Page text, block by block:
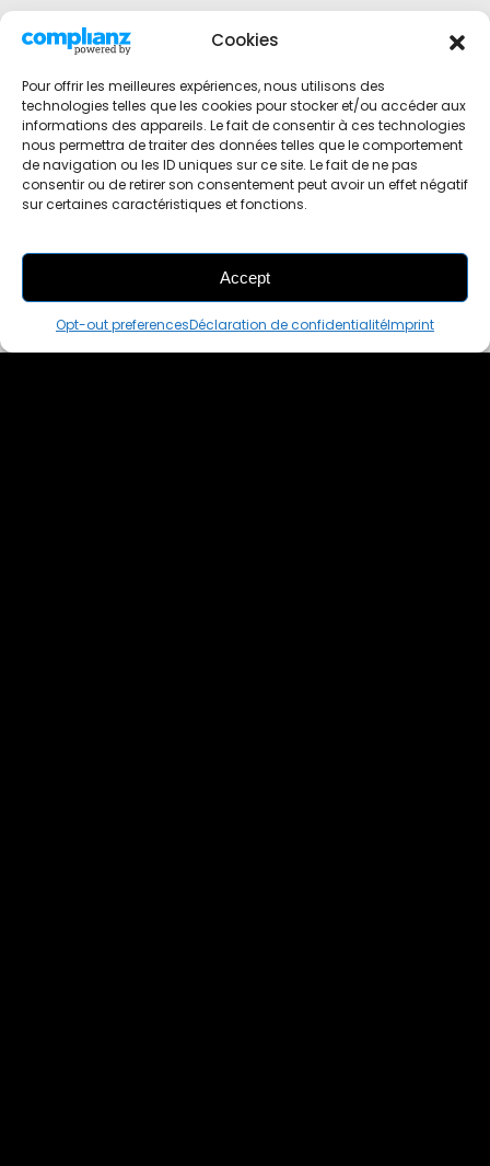
Cookies
Pour offrir les meilleures expériences, nous utilisons des
technologies telles que les cookies pour stocker et/ou accéder aux
informations des appareils. Le fait de consentir à ces technologies
nous permettra de traiter des données telles que le comportement
de navigation ou les ID uniques sur ce site. Le fait de ne pas
consentir ou de retirer son consentement peut avoir un effet négatif
sur certaines caractéristiques et fonctions.
Accept
Opt-out preferencesDéclaration de confidentialitéImprint
THIS PAIR IS
ALREADY SOLD OUT